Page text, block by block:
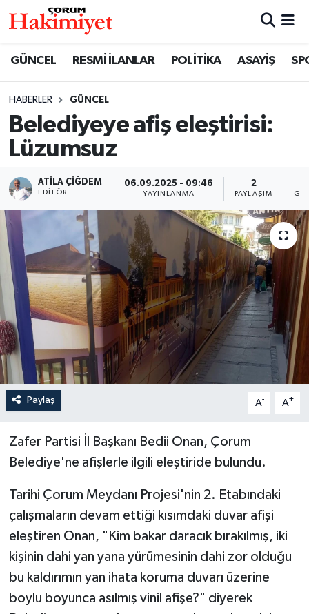
GÜNCEL RESMİ İLANLAR POLİTİKA ASAYİŞ
HABERLER GÜNCEL
Belediyeye afiş eleştirisi:
Lüzumsuz
ATILA ÇIĞDEM
EDITÖR
06.09.2025 - 09:46
YAYINLANMA
2
PAYLAŞIM
Paylaş A- A+
Zafer Partisi İl Başkanı Bedii Onan, Çorum
Belediye'ne afişlerle ilgili eleştiride bulundu.
Tarihi Çorum Meydanı Projesi'nin 2. Etabındaki
çalışmaların devam ettiği kısımdaki duvar afişi
eleştiren Onan, "Kim bakar daracık bırakılmış, iki
kişinin dahi yan yana yürümesinin dahi zor olduğu
bu kaldırımın yan ihata koruma duvarı üzerine
boylu boyunca asılmış vinil afişe?" diyerek
SAĞLIK
ASAYİŞ
EKONOMİ
GÜNCEL
AKTÜEL
EĞİTİM
OTOPARK
TEKNOLOJİ
Nöbetçi Eczaneler
Çorum Namaz Vakitleri
Trafik Durumu
Süper Lig Puan Durumu ve Fikstür
Tüm Manşetler
Son Dakika Haberleri
Haber Arşivi